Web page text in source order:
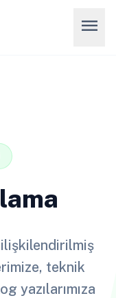
menu
teknik
yazılarımıza